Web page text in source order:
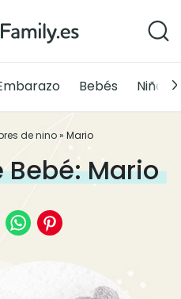
Bebés Niños
de nino» Mario
Mario